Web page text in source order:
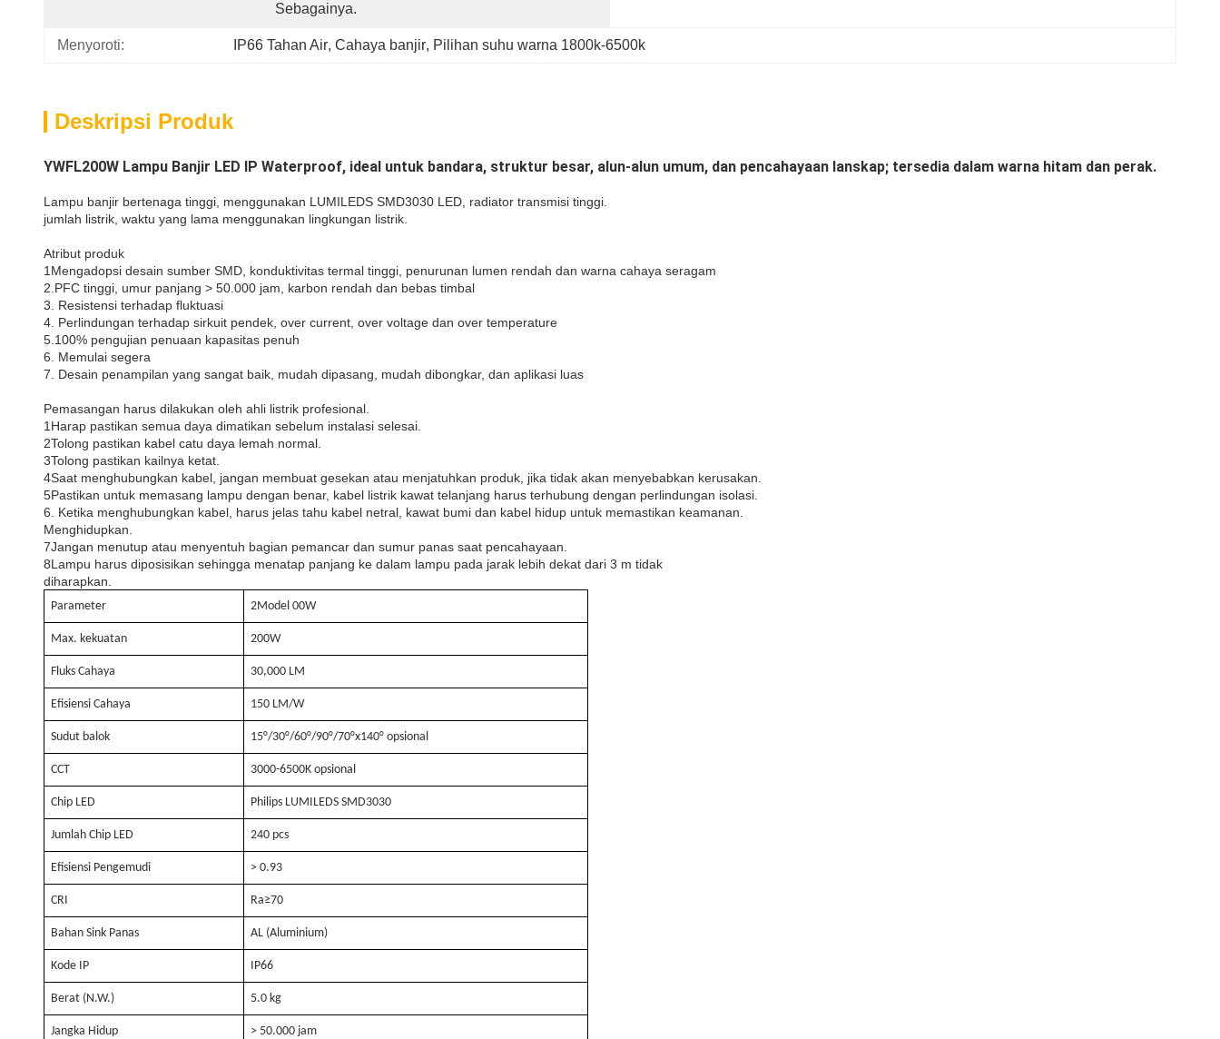
Sebagainya.
Menyoroti: IP66 Tahan Air, Cahaya banjir, Pilihan suhu warna 1800k-6500k
Deskripsi Produk
YWFL200W Lampu Banjir LED IP Waterproof, ideal untuk bandara, struktur besar, alun-alun umum, dan pencahayaan lanskap; tersedia dalam warna hitam dan perak.
Lampu banjir bertenaga tinggi, menggunakan LUMILEDS SMD3030 LED, radiator transmisi tinggi.
jumlah listrik, waktu yang lama menggunakan lingkungan listrik.
Atribut produk
1Mengadopsi desain sumber SMD, konduktivitas termal tinggi, penurunan lumen rendah dan warna cahaya seragam
2.PFC tinggi, umur panjang > 50.000 jam, karbon rendah dan bebas timbal
3. Resistensi terhadap fluktuasi
4. Perlindungan terhadap sirkuit pendek, over current, over voltage dan over temperature
5.100% pengujian penuaan kapasitas penuh
6. Memulai segera
7. Desain penampilan yang sangat baik, mudah dipasang, mudah dibongkar, dan aplikasi luas
Pemasangan harus dilakukan oleh ahli listrik profesional.
1Harap pastikan semua daya dimatikan sebelum instalasi selesai.
2Tolong pastikan kabel catu daya lemah normal.
3Tolong pastikan kailnya ketat.
4Saat menghubungkan kabel, jangan membuat gesekan atau menjatuhkan produk, jika tidak akan menyebabkan kerusakan.
5Pastikan untuk memasang lampu dengan benar, kabel listrik kawat telanjang harus terhubung dengan perlindungan isolasi.
6. Ketika menghubungkan kabel, harus jelas tahu kabel netral, kawat bumi dan kabel hidup untuk memastikan keamanan.
Menghidupkan.
7Jangan menutup atau menyentuh bagian pemancar dan sumur panas saat pencahayaan.
8Lampu harus diposisikan sehingga menatap panjang ke dalam lampu pada jarak lebih dekat dari 3 m tidak
diharapkan.
Parameter 2Model 00W
Max. kekuatan 200W
Fluks Cahaya 30,000 LM
Efisiensi Cahaya 150 LM/W
Sudut balok 15°/30°/60°/90°/70°x140° opsional
CCT 3000-6500K opsional
Chip LED Philips LUMILEDS SMD3030
Jumlah Chip LED 240 pcs
Efisiensi Pengemudi > 0.93
CRI Ra≥70
Bahan Sink Panas AL (Aluminium)
Kode IP IP66
Berat (N.W.) 5.0 kg
Jangka Hidup > 50.000 jam